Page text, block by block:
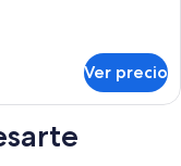
Ver precio